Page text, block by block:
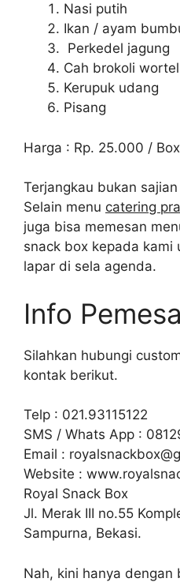
Nasi putih
Ikan / ayam
Perkedel jagung
Cah brokoli wortel
Kerupuk udang
Pisang
Harga : Rp. 25.000 / Box
Terjangkau bukan
Selain menu catering
juga bisa memesan
snack box kepada kami
lapar di sela agenda.
Info
Silahkan hubungi
kontak berikut.
Telp : 021.93115122
SMS / Whats App :
Email :
Website :
Royal Snack Box
Jl. Merak III no.55
Sampurna, Bekasi.
Nah, kini hanya